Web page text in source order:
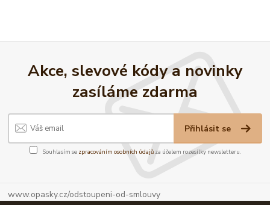
Akce, slevové kódy a novinky
zasíláme zdarma
Přihlásit se
Souhlasím se zpracováním osobních údajůza účelem rozesílky newsletteru.
www.opasky.cz/odstoupeni-od-smlouvy